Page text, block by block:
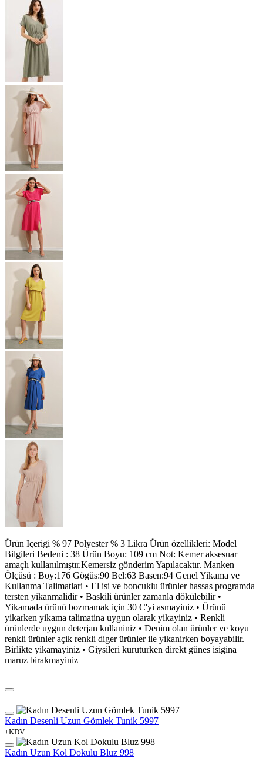
Ürün Içerigi % 97 Polyester % 3 Likra Ürün özellikleri: Model
Bilgileri Bedeni : 38 Ürün Boyu: 109 cm Not: Kemer aksesuar
amaçlı kullanılmıştır.Kemersiz gönderim Yapılacaktır. Manken
Ölçüsü : Boy:176 Gögüs:90 Bel:63 Basen:94 Genel Yikama ve
Kullanma Talimatlari • El isi ve boncuklu ürünler hassas programda
tersten yikanmalidir • Baskili ürünler zamanla dökülebilir •
Yikamada ürünü bozmamak için 30 C'yi asmayiniz • Ürünü
yikarken yikama talimatina uygun olarak yikayiniz • Renkli
ürünlerde uygun deterjan kullaniniz • Denim olan ürünler ve koyu
renkli ürünler açik renkli diger ürünler ile yikanirken boyayabilir.
Birlikte yikamayiniz • Giysileri kuruturken direkt günes isigina
maruz birakmayiniz
Kadın Desenli Uzun Gömlek Tunik 5997
+KDV
Kadın Uzun Kol Dokulu Bluz 998